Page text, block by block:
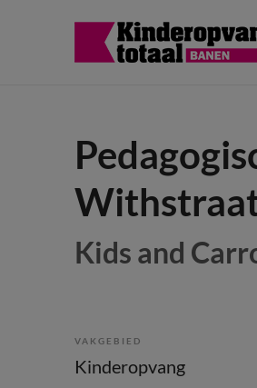
Kids and
VAKGEBIED
Kinderopvang